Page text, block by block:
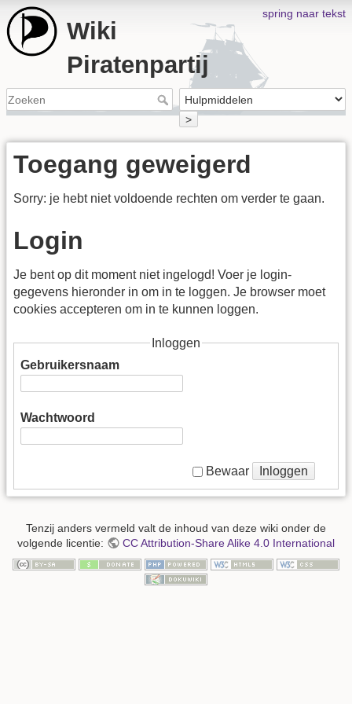
spring naar tekst
Wiki
Piratenpartij
>
Toegang geweigerd
Sorry: je hebt niet voldoende rechten om verder te gaan.
Login
Je bent op dit moment niet ingelogd! Voer je login-
gegevens hieronder in om in te loggen. Je browser moet
cookies accepteren om in te kunnen loggen.
Inloggen
Gebruikersnaam
Wachtwoord
Bewaar Inloggen
Tenzij anders vermeld valt de inhoud van deze wiki onder de
volgende licentie:
CC Attribution-Share Alike 4.0 International